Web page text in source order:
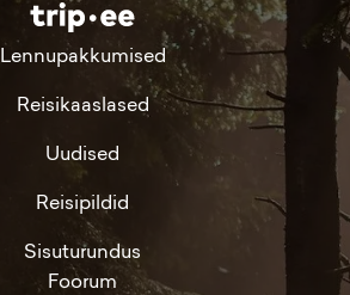
Lennupakkumised
Reisikaaslased
Uudised
Reisipildid
Sisuturundus
Foorum